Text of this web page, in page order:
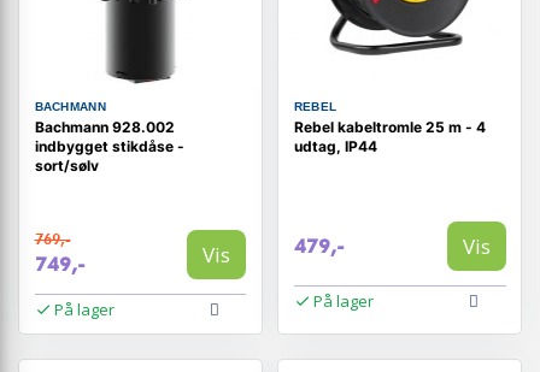
BACHMANN
Bachmann 928.002
indbygget stikdåse -
sort/sølv
769,-
749,- Vis
På lager
REBEL
Rebel kabeltromle 25 m - 4
udtag, IP44
479,- Vis
På lager